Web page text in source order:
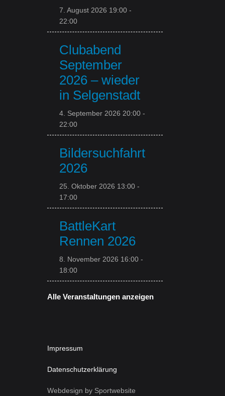
7. August 2026 19:00 -
22:00
Clubabend
September
2026 – wieder
in Selgenstadt
4. September 2026 20:00 -
22:00
Bildersuchfahrt
2026
25. Oktober 2026 13:00 -
17:00
BattleKart
Rennen 2026
8. November 2026 16:00 -
18:00
Alle Veranstaltungen anzeigen
Impressum
Datenschutzerklärung
Webdesign by Sportwebsite